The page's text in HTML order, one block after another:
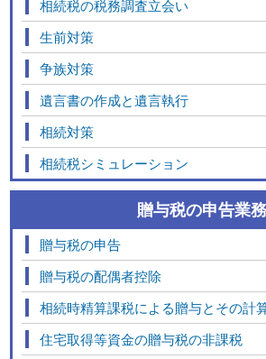
相続税の税務調査立会い
生前対策
争族対策
遺言書の作成と遺言執行
相続対策
相続税シミュレーション
贈与税の申告業務
贈与税の申告
贈与税の配偶者控除
相続時精算課税による贈与とその計
住宅取得等資金の贈与税の非課税